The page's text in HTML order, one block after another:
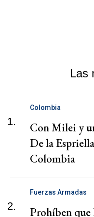
Las
1.
Colombia
Con Milei y
De la
Colombia
2.
Fuerzas Armadas
Prohíben que